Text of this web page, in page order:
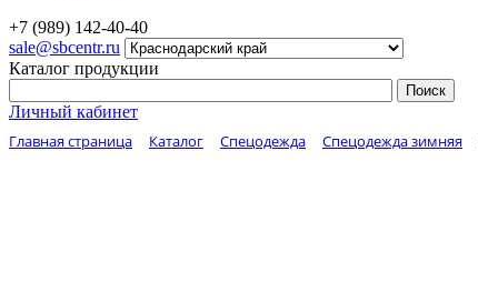
+7 (989) 142-40-40
sale@sbcentr.ru
Каталог продукции
Личный кабинет
Главная страница Каталог Спецодежда Спецодежда зимняя